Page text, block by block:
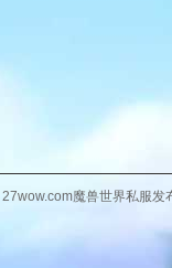
27wow.com魔兽世界私服发